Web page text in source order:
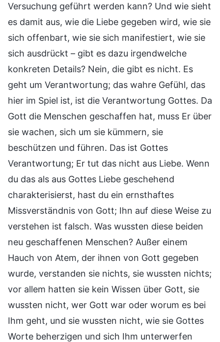
Versuchung geführt werden kann? Und wie sieht
es damit aus, wie die Liebe gegeben wird, wie sie
sich offenbart, wie sie sich manifestiert, wie sie
sich ausdrückt – gibt es dazu irgendwelche
konkreten Details? Nein, die gibt es nicht. Es
geht um Verantwortung; das wahre Gefühl, das
hier im Spiel ist, ist die Verantwortung Gottes. Da
Gott die Menschen geschaffen hat, muss Er über
sie wachen, sich um sie kümmern, sie
beschützen und führen. Das ist Gottes
Verantwortung; Er tut das nicht aus Liebe. Wenn
du das als aus Gottes Liebe geschehend
charakterisierst, hast du ein ernsthaftes
Missverständnis von Gott; Ihn auf diese Weise zu
verstehen ist falsch. Was wussten diese beiden
neu geschaffenen Menschen? Außer einem
Hauch von Atem, der ihnen von Gott gegeben
wurde, verstanden sie nichts, sie wussten nichts;
vor allem hatten sie kein Wissen über Gott, sie
wussten nicht, wer Gott war oder worum es bei
Ihm geht, und sie wussten nicht, wie sie Gottes
Worte beherzigen und sich Ihm unterwerfen